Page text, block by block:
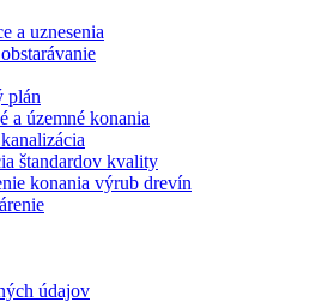
a uznesenia
plán
a územné konania
štandardov kvality
konania výrub drevín
údajov